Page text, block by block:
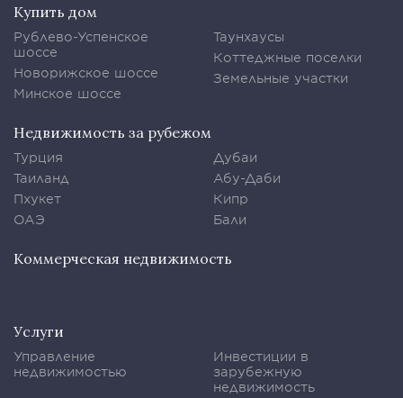
Купить дом
Рублево-Успенское
шоссе
Новорижское шоссе
Минское шоссе
Таунхаусы
Коттеджные поселки
Земельные участки
Недвижимость за рубежом
Турция
Таиланд
Пхукет
ОАЭ
Дубаи
Абу-Даби
Кипр
Бали
Коммерческая недвижимость
Услуги
Управление
недвижимостью
Инвестиции в
зарубежную
недвижимость